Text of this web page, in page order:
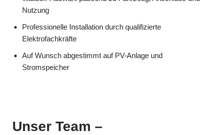
Nutzung
Professionelle Installation durch qualifizierte
Elektrofachkräfte
Auf Wunsch abgestimmt auf PV-Anlage und
Stromspeicher
Unser Team –